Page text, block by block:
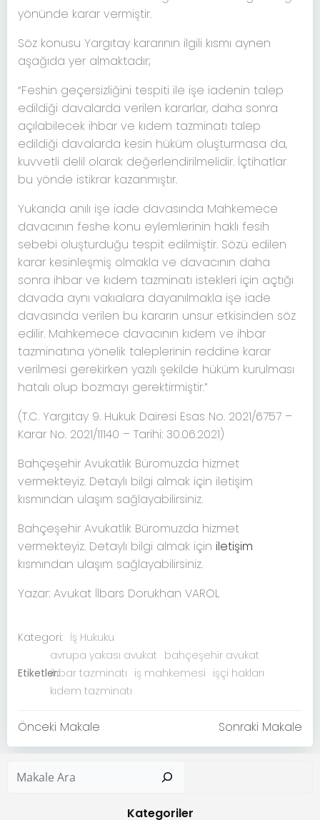
yönünde karar vermiştir.
Söz konusu Yargıtay kararının ilgili kısmı aynen
aşağıda yer almaktadır;
“Feshin geçersizliğini tespiti ile işe iadenin talep
edildiği davalarda verilen kararlar, daha sonra
açılabilecek ihbar ve kıdem tazminatı talep
edildiği davalarda kesin hüküm oluşturmasa da,
kuvvetli delil olarak değerlendirilmelidir. İçtihatlar
bu yönde istikrar kazanmıştır.
Yukarıda anılı işe iade davasında Mahkemece
davacının feshe konu eylemlerinin haklı fesih
sebebi oluşturduğu tespit edilmiştir. Sözü edilen
karar kesinleşmiş olmakla ve davacının daha
sonra ihbar ve kıdem tazminatı istekleri için açtığı
davada aynı vakıalara dayanılmakla işe iade
davasında verilen bu kararın unsur etkisinden söz
edilir. Mahkemece davacının kıdem ve ihbar
tazminatına yönelik taleplerinin reddine karar
verilmesi gerekirken yazılı şekilde hüküm kurulması
hatalı olup bozmayı gerektirmiştir.”
(T.C. Yargıtay 9. Hukuk Dairesi Esas No. 2021/6757 –
Karar No. 2021/11140 – Tarihi: 30.06.2021)
Bahçeşehir Avukatlık Büromuzda hizmet
vermekteyiz. Detaylı bilgi almak için iletişim
kısmından ulaşım sağlayabilirsiniz.
Bahçeşehir Avukatlık Büromuzda hizmet
vermekteyiz. Detaylı bilgi almak için iletişim
kısmından ulaşım sağlayabilirsiniz.
Yazar: Avukat İlbars Dorukhan VAROL
Kategori: İş Hukuku
Etiketler:
avrupa yakası avukat bahçeşehir avukat
ihbar tazminatı iş mahkemesi işçi hakları
kıdem tazminatı
Yazı
gezinmesi
Önceki Makale Yazı
gezinmesi
Sonraki Makale
Kategoriler